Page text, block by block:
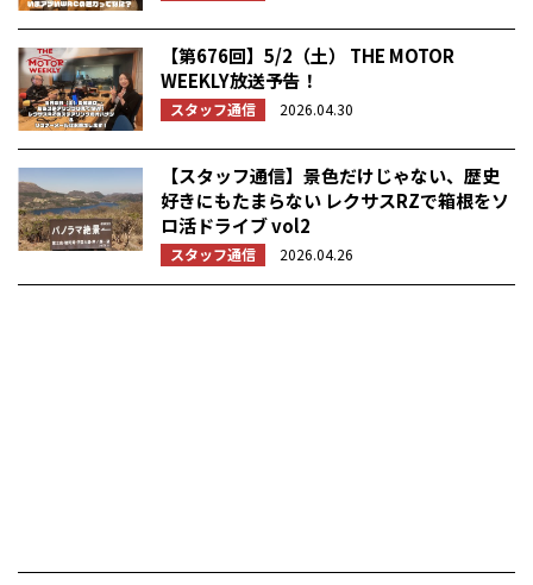
【第676回】5/2（土） THE MOTOR
WEEKLY放送予告！
スタッフ通信 2026.04.30
【スタッフ通信】景色だけじゃない、歴史
好きにもたまらない レクサスRZで箱根をソ
ロ活ドライブ vol2
スタッフ通信 2026.04.26